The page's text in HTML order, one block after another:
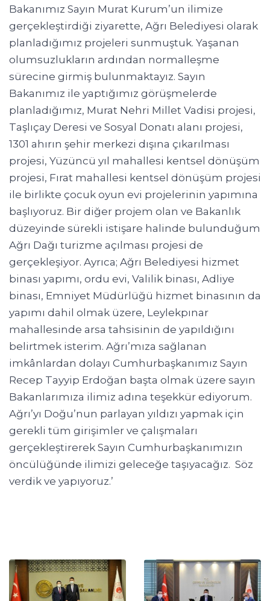
Bakanımız Sayın Murat Kurum’un ilimize
gerçekleştirdiği ziyarette, Ağrı Belediyesi olarak
planladığımız projeleri sunmuştuk. Yaşanan
olumsuzlukların ardından normalleşme
sürecine girmiş bulunmaktayız. Sayın
Bakanımız ile yaptığımız görüşmelerde
planladığımız, Murat Nehri Millet Vadisi projesi,
Taşlıçay Deresi ve Sosyal Donatı alanı projesi,
1301 ahırın şehir merkezi dışına çıkarılması
projesi, Yüzüncü yıl mahallesi kentsel dönüşüm
projesi, Fırat mahallesi kentsel dönüşüm projesi
ile birlikte çocuk oyun evi projelerinin yapımına
başlıyoruz. Bir diğer projem olan ve Bakanlık
düzeyinde sürekli istişare halinde bulunduğum
Ağrı Dağı turizme açılması projesi de
gerçekleşiyor. Ayrıca; Ağrı Belediyesi hizmet
binası yapımı, ordu evi, Valilik binası, Adliye
binası, Emniyet Müdürlüğü hizmet binasının da
yapımı dahil olmak üzere, Leylekpınar
mahallesinde arsa tahsisinin de yapıldığını
belirtmek isterim. Ağrı’mıza sağlanan
imkânlardan dolayı Cumhurbaşkanımız Sayın
Recep Tayyip Erdoğan başta olmak üzere sayın
Bakanlarımıza ilimiz adına teşekkür ediyorum.
Ağrı’yı Doğu’nun parlayan yıldızı yapmak için
gerekli tüm girişimler ve çalışmaları
gerçekleştirerek Sayın Cumhurbaşkanımızın
öncülüğünde ilimizi geleceğe taşıyacağız. Söz
verdik ve yapıyoruz.’